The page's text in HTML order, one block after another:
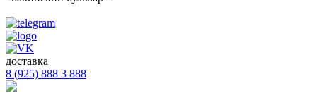
доставка
8 (925) 888 3 888